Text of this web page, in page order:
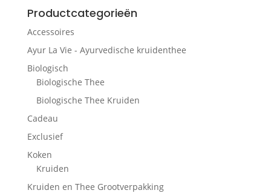
Productcategorieën
Accessoires
Ayur La Vie - Ayurvedische kruidenthee
Biologisch
Biologische Thee
Biologische Thee Kruiden
Cadeau
Exclusief
Koken
Kruiden
Kruiden en Thee Grootverpakking